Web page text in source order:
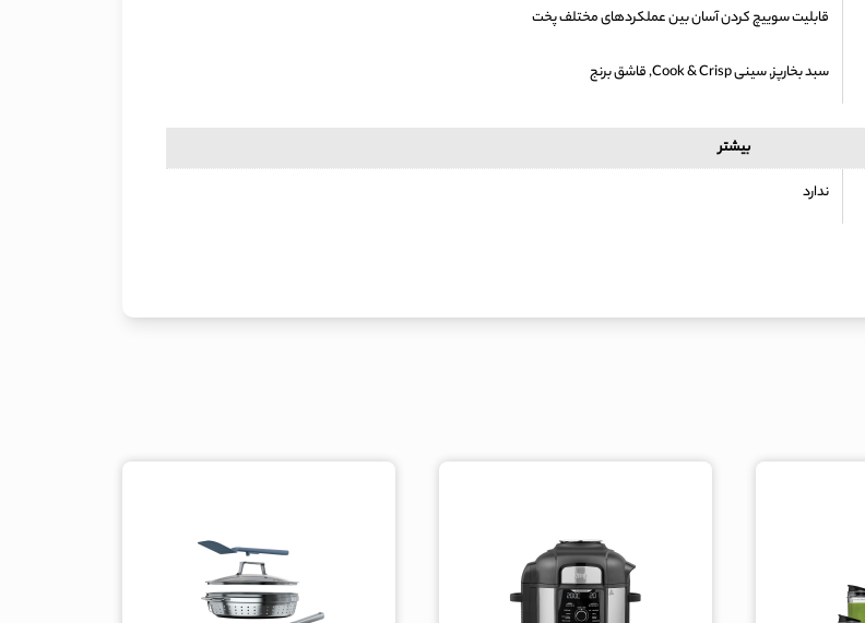
قابلیت سوییچ کردن آسان بین عملکردهای مختلف پخت
سبد بخارپز, سینی Cook & Crisp, قاشق برنج
بیشتر
ندارد